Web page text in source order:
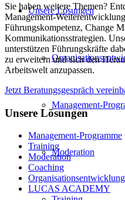
Unsere Lösungen
Management-
Moderation
Sie haben weitere Themen?
Management-
Führungskompetenz, Change
Kommunikationsstrategien.
unterstützen Führungskräfte
zu erweitern und sich den
Arbeitswelt anzupassen.
Jetzt Beratungsgespräch
Unsere Lösungen
Management-Programme
Training
Moderation
Coaching
Organisationsentwicklung
LUCAS ACADEMY